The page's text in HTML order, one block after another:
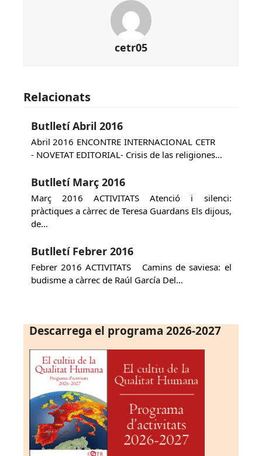
cetr05
Relacionats
Butlletí Abril 2016
Abril 2016 ENCONTRE INTERNACIONAL CETR
- NOVETAT EDITORIAL- Crisis de las religiones…
Butlletí Març 2016
Març 2016 ACTIVITATS Atenció i silenci:
pràctiques a càrrec de Teresa Guardans Els dijous,
de…
Butlletí Febrer 2016
Febrer 2016 ACTIVITATS Camins de saviesa: el
budisme a càrrec de Raúl García Del…
Descarrega el programa 2026-2027